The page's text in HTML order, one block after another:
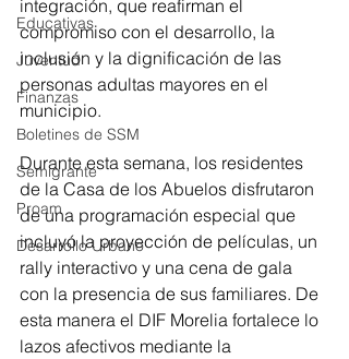
Educativas
Juventud
Finanzas
Boletines de SSM
Semigrante
Proam
Desarrollo Urbano
integración, que reafirman el
compromiso con el desarrollo, la
inclusión y la dignificación de las
personas adultas mayores en el
municipio.
Durante esta semana, los residentes
de la Casa de los Abuelos disfrutaron
de una programación especial que
incluyó la proyección de películas, un
rally interactivo y una cena de gala
con la presencia de sus familiares. De
esta manera el DIF Morelia fortalece lo
lazos afectivos mediante la